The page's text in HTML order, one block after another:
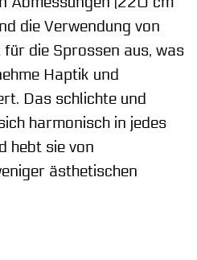
die Verwendung von
für die Sprossen aus, was
Haptik und
Das schlichte und
harmonisch in jedes
hebt sie von
ästhetischen